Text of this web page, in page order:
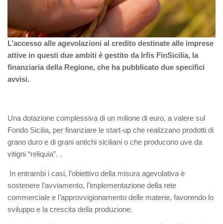
L’accesso alle agevolazioni al credito destinate alle imprese
attive in questi due ambiti è gestito da Irfis FinSicilia, la
finanziaria della Regione, che ha pubblicato due specifici
avvisi.
Una dotazione complessiva di un milione di euro, a valere sul
Fondo Sicilia, per finanziare le start-up che realizzano prodotti di
grano duro e di grani antichi siciliani o che producono uve da
vitigni “reliquia”. .
In entrambi i casi, l’obiettivo della misura agevolativa è
sostenere l’avviamento, l’implementazione della rete
commerciale e l’approvvigionamento delle materie, favorendo lo
sviluppo e la crescita della produzione.